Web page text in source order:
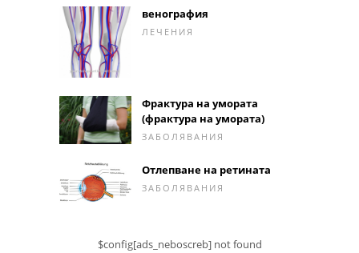
венография
ЛЕЧЕНИЯ
Фрактура на умората
(фрактура на умората)
ЗАБОЛЯВАНИЯ
Отлепване на ретината
ЗАБОЛЯВАНИЯ
$config[ads_neboscreb] not found